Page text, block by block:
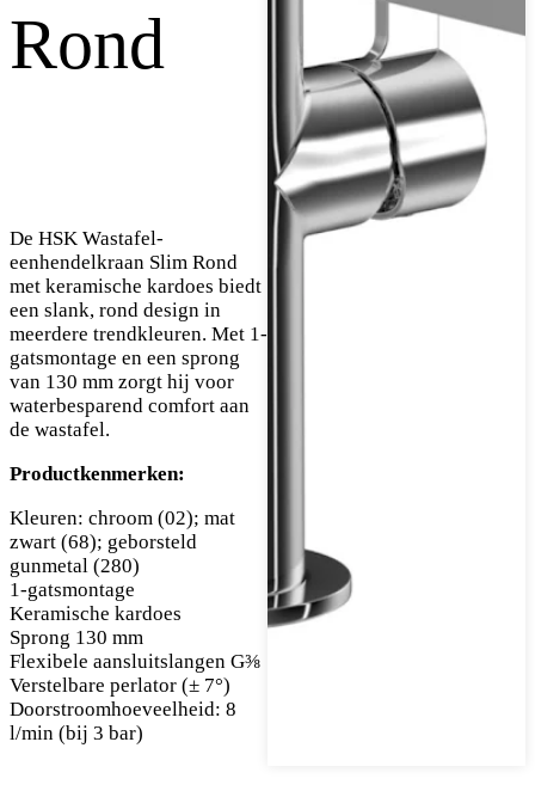
Rond
De HSK Wastafel-
eenhendelkraan Slim Rond
met keramische kardoes biedt
een slank, rond design in
meerdere trendkleuren. Met 1-
gatsmontage en een sprong
van 130 mm zorgt hij voor
waterbesparend comfort aan
de wastafel.
Productkenmerken:
Kleuren: chroom (02); mat
zwart (68); geborsteld
gunmetal (280)
1-gatsmontage
Keramische kardoes
Sprong 130 mm
Flexibele aansluitslangen G⅜
Verstelbare perlator (± 7°)
Doorstroomhoeveelheid: 8
l/min (bij 3 bar)